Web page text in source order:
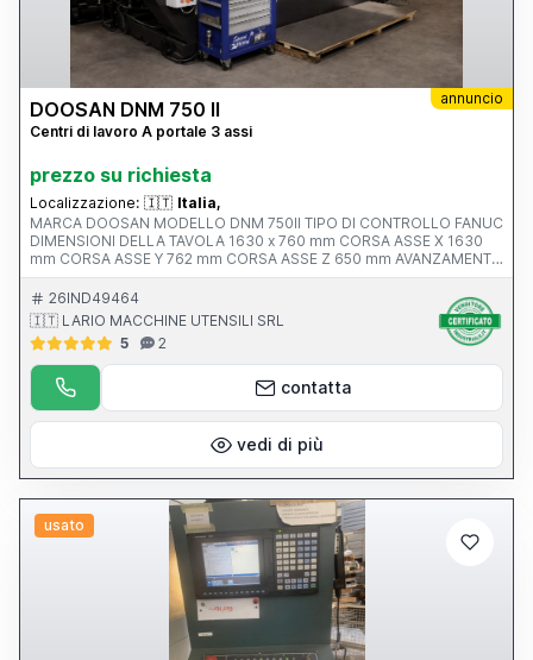
annuncio
DOOSAN DNM 750 II
Centri di lavoro A portale 3 assi
prezzo su richiesta
Localizzazione: 🇮🇹 Italia,
MARCA DOOSAN MODELLO DNM 750II TIPO DI CONTROLLO FANUC
DIMENSIONI DELLA TAVOLA 1630 x 760 mm CORSA ASSE X 1630
mm CORSA ASSE Y 762 mm CORSA ASSE Z 650 mm AVANZAMENTO
RAPIDO ASSI X-Y-Z ATTACCO MANDRINO Iso 40 VELOCITA’
MANDRINO 12.000 rpm ANNO V MACCHINA CE 2017 PESO 13500
KG
26IND49464
🇮🇹 LARIO MACCHINE UTENSILI SRL
5
2
contatta
vedi di più
usato